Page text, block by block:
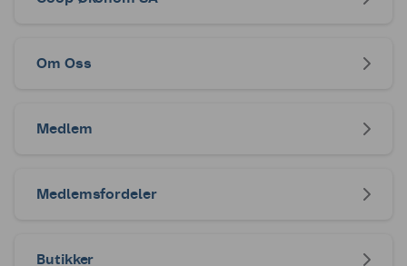
Om Oss
Medlem
Medlemsfordeler
Butikker